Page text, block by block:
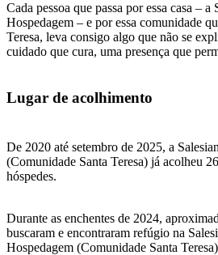
​Cada pessoa que passa por essa casa – a
Hospedagem – e por essa comunidade
Teresa, leva consigo algo que não se
cuidado que cura, uma presença que
Lugar de acolhimento
De 2020 até setembro de 2025, a
(Comunidade Santa Teresa) já acolheu
hóspedes.
Durante as enchentes de 2024,
buscaram e encontraram refúgio na
Hospedagem (Comunidade Santa